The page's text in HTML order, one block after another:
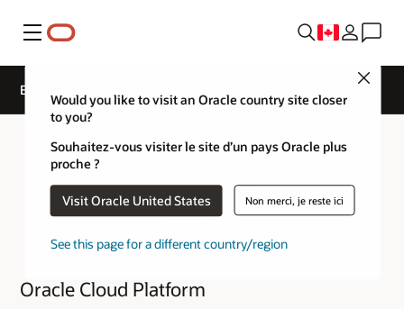
Menu
Would you like to visit an Oracle country site closer
to you?
Souhaitez-vous visiter le site d’un pays Oracle plus
proche ?
Visit Oracle United States Non merci, je reste ici
See this page for a different country/region
Expertise de niveau Vente Cloud
Oracle Cloud Platform